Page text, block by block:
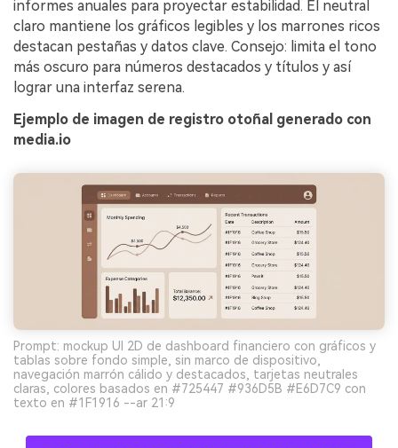
informes anuales para proyectar estabilidad. El neutral
claro mantiene los gráficos legibles y los marrones ricos
destacan pestañas y datos clave. Consejo: limita el tono
más oscuro para números destacados y títulos y así
lograr una interfaz serena.
Ejemplo de imagen de registro otoñal generado con
media.io
Prompt: mockup UI 2D de dashboard financiero con gráficos y
tablas sobre fondo simple, sin marco de dispositivo,
navegación marrón cálido y destacados, tarjetas neutrales
claras, colores basados en #725447 #936D5B #E6D7C9 con
texto en #1F1916 --ar 21:9